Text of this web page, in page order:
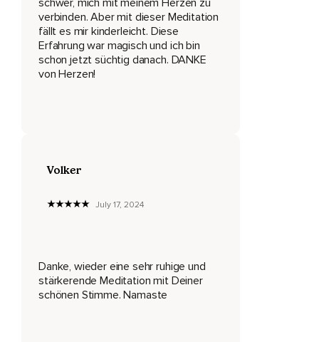
Wir alle tragen Erinnerungen der Freude und Erinnerungen
des Schmerzes in uns.
Wir alle durchleben Momente der Liebe und Momente der
Angst.
Und wo auch immer du gerade stehst,
Und mache dir bewusst,
Dass du am Leben bist,
verbinden. Aber mit dieser Meditation
fällt es mir kinderleicht. Diese
Erfahrung war magisch und ich bin
schon jetzt süchtig danach. DANKE
von Herzen!
Volker
July 17, 2024
Danke, wieder eine sehr ruhige und
stärkerende Meditation mit Deiner
schönen Stimme. Namaste